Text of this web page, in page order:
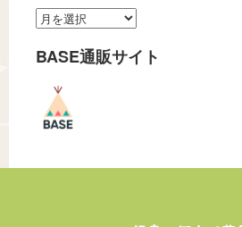
ア
カ
BASE通販サイト